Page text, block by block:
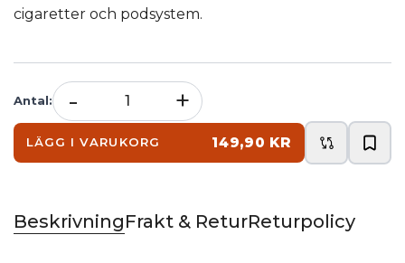
cigaretter och podsystem.
Antal: - +
LÄGG I VARUKORG 149,90 KR
BeskrivningFrakt & ReturReturpolicy